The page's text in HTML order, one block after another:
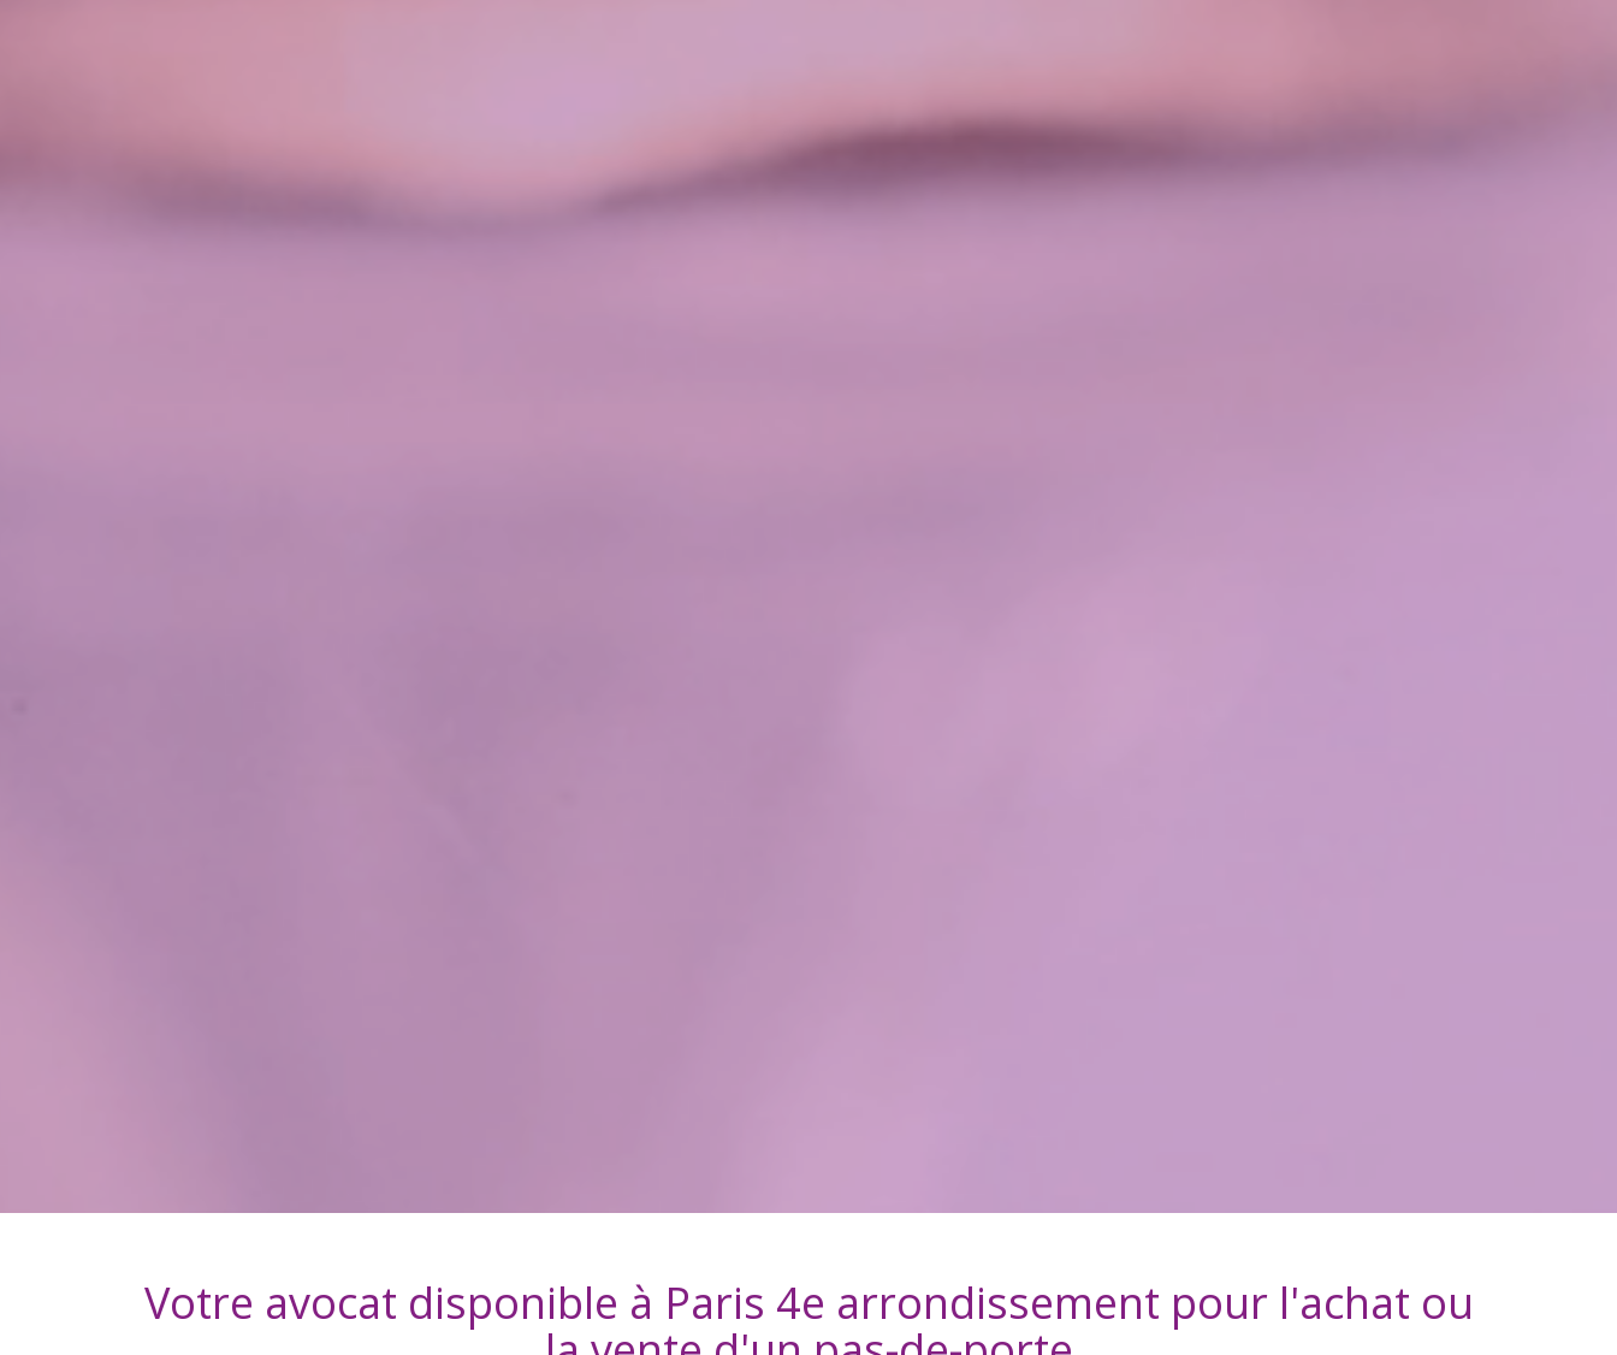
Votre avocat disponible à Paris 4e arrondissement pour l'achat ou